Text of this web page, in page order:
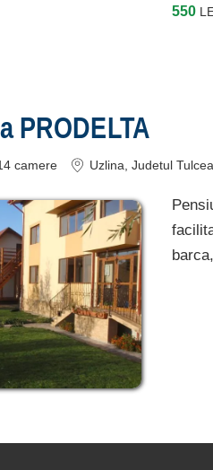
550
PRODELTA
camere Uzlina , Judetul